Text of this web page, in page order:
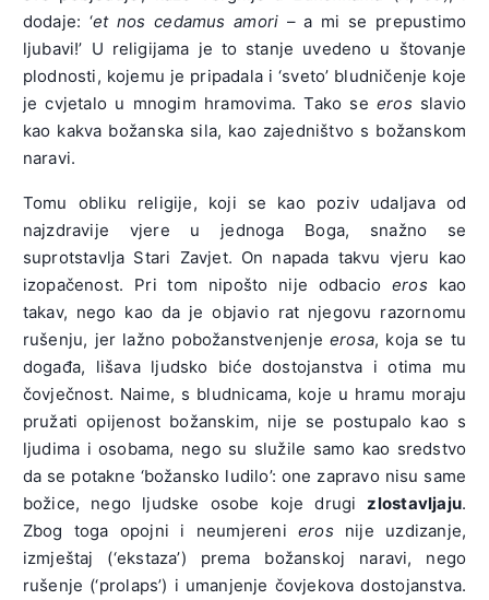
dodaje: ‘et nos cedamus amori – a mi se prepustimo
ljubavi!’ U religijama je to stanje uvedeno u štovanje
plodnosti, kojemu je pripadala i ‘sveto’ bludničenje koje
je cvjetalo u mnogim hramovima. Tako se erosslavio
kao kakva božanska sila, kao zajedništvo s božanskom
naravi.
Tomu obliku religije, koji se kao poziv udaljava od
najzdravije vjere u jednoga Boga, snažno se
suprotstavlja Stari Zavjet. On napada takvu vjeru kao
izopačenost. Pri tom nipošto nije odbacio eroskao
takav, nego kao da je objavio rat njegovu razornomu
rušenju, jer lažno pobožanstvenjenjeerosa, koja se tu
događa, lišava ljudsko biće dostojanstva i otima mu
čovječnost. Naime, s bludnicama, koje u hramu moraju
pružati opijenost božanskim, nije se postupalo kao s
ljudima i osobama, nego su služile samo kao sredstvo
da se potakne ‘božansko ludilo’: one zapravo nisu same
božice, nego ljudske osobe koje drugi zlostavljaju.
Zbog toga opojni i neumjerenierosnije uzdizanje,
izmještaj (‘ekstaza’) prema božanskoj naravi, nego
rušenje (‘prolaps’) i umanjenje čovjekova dostojanstva.